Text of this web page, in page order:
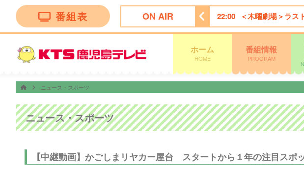
番組表 ON AIR
21:00 ナゾトレＭＡＸＸＸ 21:54 ＫＴＳニュース 22:00 ＜木曜劇場＞ラス
ホーム
HOME
番組情報
PROGRAM
ニュース・スポーツ
ニュース・スポーツ
【中継動画】かごしまリヤカー屋台 スタートから１年の注目ス